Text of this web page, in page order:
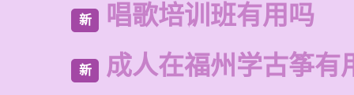
新 唱歌培训班有用吗
新 成人在福州学古筝有